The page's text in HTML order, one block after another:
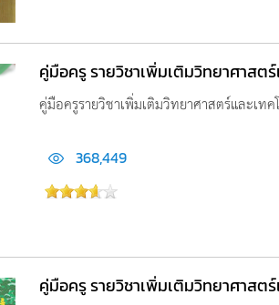
คู่มือครู รายวิชาเพิ่มเติมวิทยาศาสต
คู่มือครูรายวิชาเพิ่มเติมวิทยาศาสตร์และเ
368,449
คู่มือครู รายวิชาเพิ่มเติมวิทยาศาสต